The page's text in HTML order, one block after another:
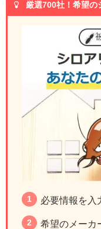
厳選700社！希望の
必要情報を入
希望のメーカ